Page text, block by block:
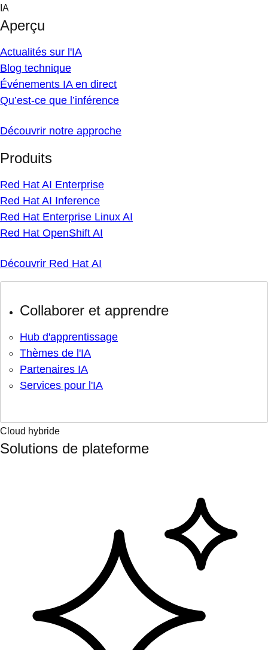
Skip
content
IA
Aperçu
Actualités sur l'IA
Blog technique
Événements IA en direct
Qu’est-ce que l’inférence
Découvrir notre approche
Produits
Red Hat AI Enterprise
Red Hat AI Inference
Red Hat Enterprise Linux AI
Red Hat OpenShift AI
Découvrir Red Hat AI
Collaborer et apprendre
Hub d'apprentissage
Thèmes de l'IA
Partenaires IA
Services pour l'IA
Cloud hybride
Solutions de plateforme